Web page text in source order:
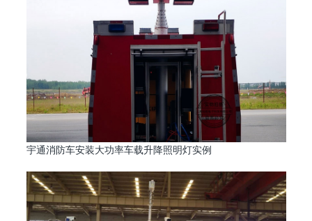
宇通消防车安装大功率车载升降照明灯实例